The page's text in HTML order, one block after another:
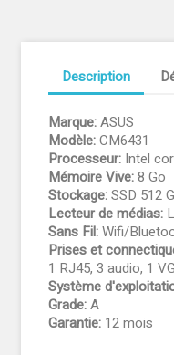
Description
Marque:ASUS
Modèle:CM6431
Processeur: Intel
Mémoire Vive:8 Go
Stockage:SSD 512
Lecteur de médias:
Sans Fil:Wifi/
Prises et
1 RJ45, 3 audio, 1
Système
Grade:A
Garantie: 12 mois